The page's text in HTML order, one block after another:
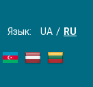
Язык: UA RU